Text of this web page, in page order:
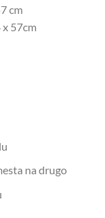
cm
57cm
na drugo